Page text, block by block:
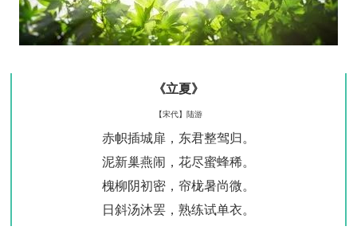
《立夏》
【宋代】陆游
赤帜插城扉，东君整驾归。
泥新巢燕闹，花尽蜜蜂稀。
槐柳阴初密，帘栊暑尚微。
日斜汤沐罢，熟练试单衣。